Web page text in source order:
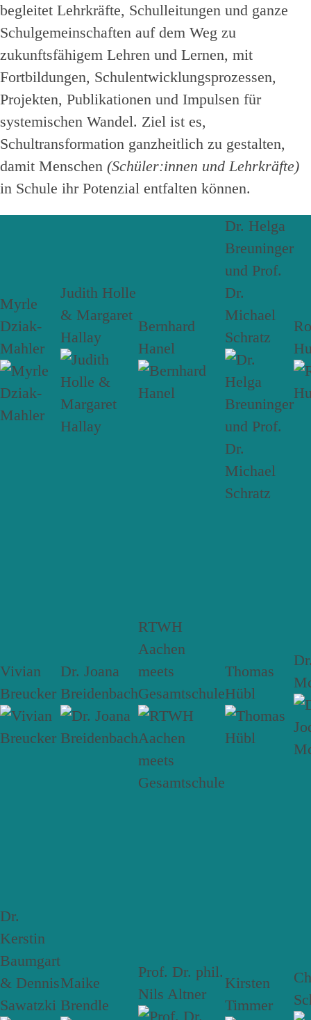
begleitet Lehrkräfte, Schulleitungen und ganze
Schulgemeinschaften auf dem Weg zu
zukunftsfähigem Lehren und Lernen, mit
Fortbildungen, Schulentwicklungsprozessen,
Projekten, Publikationen und Impulsen für
systemischen Wandel. Ziel ist es,
Schultransformation ganzheitlich zu gestalten,
damit Menschen (Schüler:innen und Lehrkräfte)
in Schule ihr Potenzial entfalten können.
Myrle
Dziak-
Mahler
Judith Holle
& Margaret
Hallay
Bernhard
Hanel
Dr. Helga
Breuninger
und Prof.
Dr.
Michael
Schratz
Vivian
Breucker
Dr. Joana
Breidenbach
RTWH
Aachen
meets
Gesamtschule
Thomas
Hübl
Dr.
Kerstin
Baumgart
& Dennis
Sawatzki
Maike
Brendle
Prof. Dr. phil.
Nils Altner
Kirsten
Timmer